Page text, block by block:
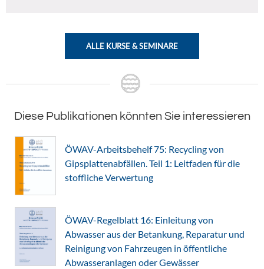
ALLE KURSE & SEMINARE
Diese Publikationen könnten Sie interessieren
ÖWAV-Arbeitsbehelf 75: Recycling von
Gipsplattenabfällen. Teil 1: Leitfaden für die
stoffliche Verwertung
ÖWAV-Regelblatt 16: Einleitung von
Abwasser aus der Betankung, Reparatur und
Reinigung von Fahrzeugen in öffentliche
Abwasseranlagen oder Gewässer